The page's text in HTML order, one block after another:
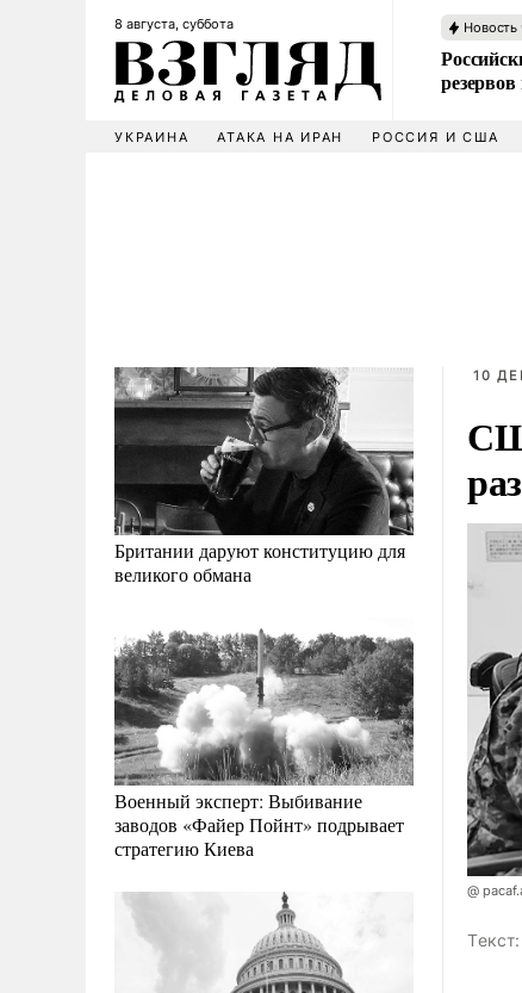
8 августа, суббота Новость
УКРАИНА АТАКА НА ИРАН РОССИЯ И США
Британии даруют конституцию для
великого обмана
Военный эксперт: Выбивание
заводов «Файер Пойнт» подрывает
стратегию Киева
10
@
Tекст: